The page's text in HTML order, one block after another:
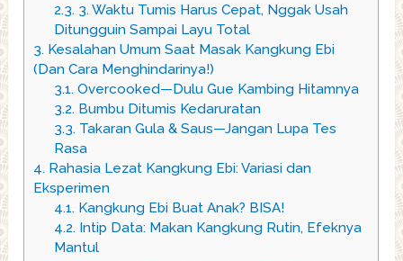
2.3.3. Waktu Tumis Harus Cepat, Nggak Usah
Ditungguin Sampai Layu Total
3. Kesalahan Umum Saat Masak Kangkung Ebi
(Dan Cara Menghindarinya!)
3.1.Overcooked—Dulu Gue Kambing Hitamnya
3.2.Bumbu Ditumis Kedaruratan
3.3.Takaran Gula & Saus—Jangan Lupa Tes
Rasa
4. Rahasia Lezat Kangkung Ebi: Variasi dan
Eksperimen
4.1.Kangkung Ebi Buat Anak? BISA!
4.2.Intip Data: Makan Kangkung Rutin, Efeknya
Mantul